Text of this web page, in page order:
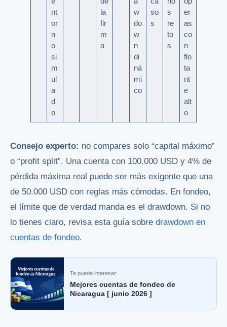
nt
or
n
o
si
m
ul
a
d
o
la
fir
m
a
w
do
w
n
di
ná
mi
co
so
s
s
re
to
s
er
as
co
n
flo
ta
nt
e
alt
o
Consejo experto: no compares solo “capital máximo”
o “profit split”. Una cuenta con 100.000 USD y 4% de
pérdida máxima real puede ser más exigente que una
de 50.000 USD con reglas más cómodas. En fondeo,
el límite que de verdad manda es el drawdown. Si no
lo tienes claro, revisa esta guía sobre drawdown en
cuentas de fondeo.
Te puede interesar:
Mejores cuentas de fondeo de
Nicaragua [ junio 2026 ]